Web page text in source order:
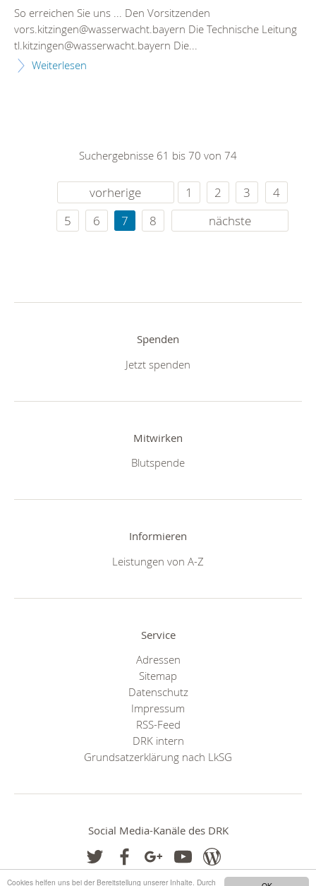
Cookies helfen uns bei der Bereitstellung unserer Inhalte. Durch
So erreichen Sie uns ... Den Vorsitzenden
vors.kitzingen@wasserwacht.bayern Die Technische Leitung
tl.kitzingen@wasserwacht.bayern Die...
Weiterlesen
Suchergebnisse 61 bis 70 von 74
vorherige 1 2 3
4
5
6 7 8 nächste
Spenden
Jetzt spenden
Mitwirken
Blutspende
Informieren
Leistungen von A-Z
Service
Adressen
Sitemap
Datenschutz
Impressum
RSS-Feed
DRK intern
Grundsatzerklärung nach LkSG
Social Media-Kanäle des DRK